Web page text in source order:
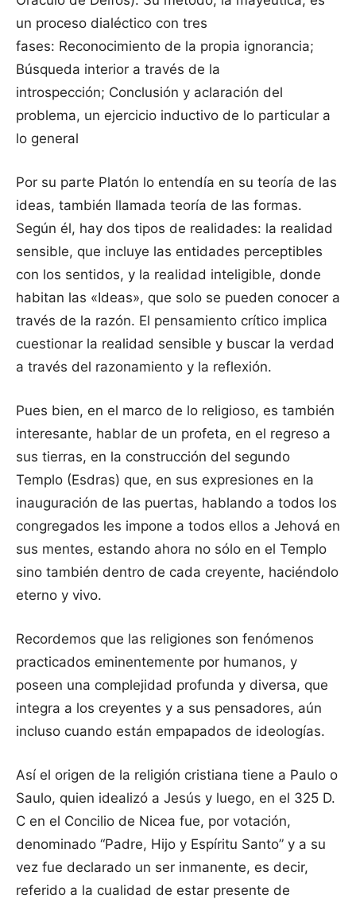
un proceso dialéctico con tres
fases: Reconocimiento de la propia ignorancia;
Búsqueda interior a través de la
introspección; Conclusión y aclaración del
problema, un ejercicio inductivo de lo particular a
lo general
Por su parte Platón lo entendía en su teoría de las
ideas, también llamada teoría de las formas.
Según él, hay dos tipos de realidades: la realidad
sensible, que incluye las entidades perceptibles
con los sentidos, y la realidad inteligible, donde
habitan las «Ideas», que solo se pueden conocer a
través de la razón. El pensamiento crítico implica
cuestionar la realidad sensible y buscar la verdad
a través del razonamiento y la reflexión.
Pues bien, en el marco de lo religioso, es también
interesante, hablar de un profeta, en el regreso a
sus tierras, en la construcción del segundo
Templo (Esdras) que, en sus expresiones en la
inauguración de las puertas, hablando a todos los
congregados les impone a todos ellos a Jehová en
sus mentes, estando ahora no sólo en el Templo
sino también dentro de cada creyente, haciéndolo
eterno y vivo.
Recordemos que las religiones son fenómenos
practicados eminentemente por humanos, y
poseen una complejidad profunda y diversa, que
integra a los creyentes y a sus pensadores, aún
incluso cuando están empapados de ideologías.
Así el origen de la religión cristiana tiene a Paulo o
Saulo, quien idealizó a Jesús y luego, en el 325 D.
C en el Concilio de Nicea fue, por votación,
denominado “Padre, Hijo y Espíritu Santo” y a su
vez fue declarado un ser inmanente, es decir,
referido a la cualidad de estar presente de